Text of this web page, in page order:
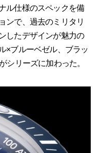
ル仕様のスペックを備
ンで、過去のミリタリ
したデザインが魅力の
×ブルーベゼル、ブラッ
シリーズに加わった。